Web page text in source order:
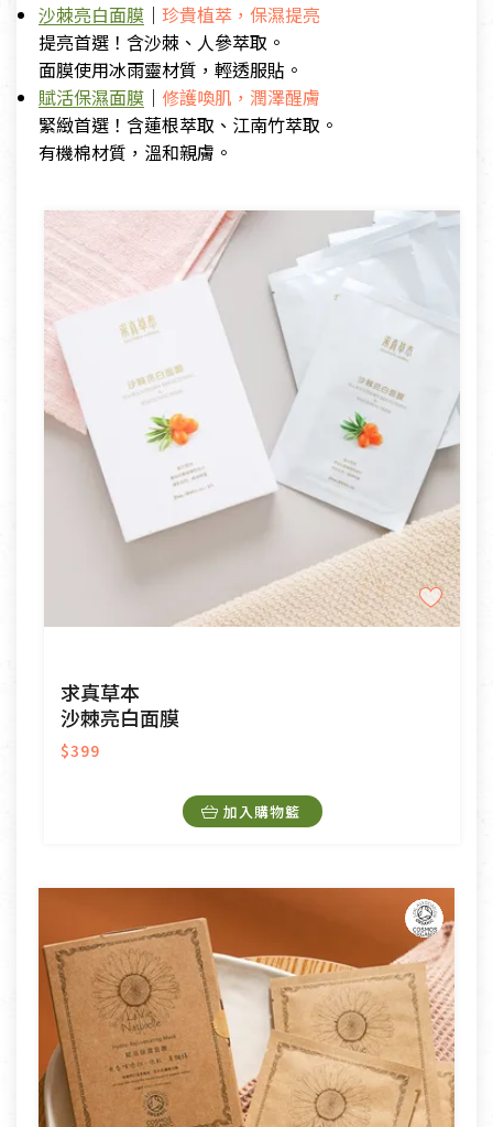
沙棘亮白面膜 ｜ 珍貴植萃，保濕提亮
提亮首選！含沙棘、人參萃取。
面膜使用冰雨靈材質，輕透服貼。
賦活保濕面膜 ｜ 修護喚肌，潤澤醒膚
緊緻首選！含蓮根萃取、江南竹萃取。
有機棉材質，溫和親膚。
求真草本
沙棘亮白面膜
$399
加入購物籃